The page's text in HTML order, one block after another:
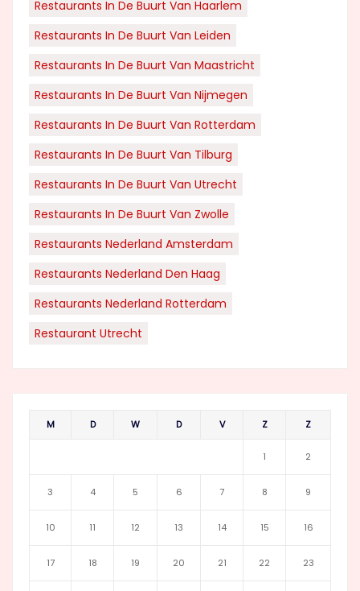
Restaurants In De Buurt Van Haarlem
Restaurants In De Buurt Van Leiden
Restaurants In De Buurt Van Maastricht
Restaurants In De Buurt Van Nijmegen
Restaurants In De Buurt Van Rotterdam
Restaurants In De Buurt Van Tilburg
Restaurants In De Buurt Van Utrecht
Restaurants In De Buurt Van Zwolle
Restaurants Nederland Amsterdam
Restaurants Nederland Den Haag
Restaurants Nederland Rotterdam
Restaurant Utrecht
M D W D V Z Z
1 2
3 4 5 6 7 8 9
10 11 12 13 14 15 16
17 18 19 20 21 22 23